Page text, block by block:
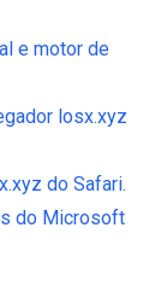
e motor de
losx.xyz
do Safari.
do Microsoft